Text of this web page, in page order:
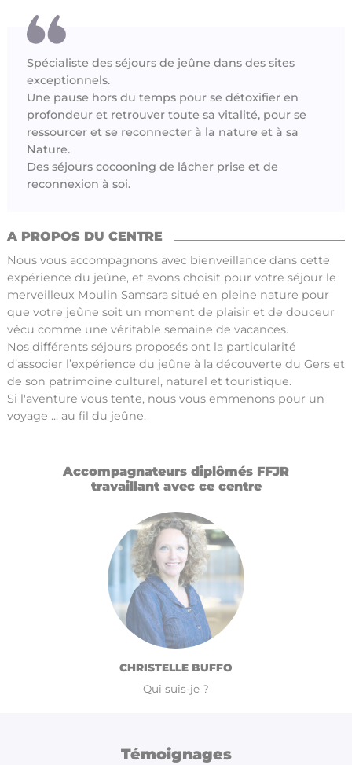
Spécialiste des séjours de jeûne dans des sites
exceptionnels.
Une pause hors du temps pour se détoxifier en
profondeur et retrouver toute sa vitalité, pour se
ressourcer et se reconnecter à la nature et à sa
Nature.
Des séjours cocooning de lâcher prise et de
reconnexion à soi.
A PROPOS DU CENTRE
Nous vous accompagnons avec bienveillance dans cette
expérience du jeûne, et avons choisit pour votre séjour le
merveilleux Moulin Samsara situé en pleine nature pour
que votre jeûne soit un moment de plaisir et de douceur
vécu comme une véritable semaine de vacances.
Nos différents séjours proposés ont la particularité
d’associer l’expérience du jeûne à la découverte du Gers et
de son patrimoine culturel, naturel et touristique.
Si l'aventure vous tente, nous vous emmenons pour un
voyage ... au fil du jeûne.
Accompagnateurs diplômés FFJR
travaillant avec ce centre
CHRISTELLE BUFFO
Qui suis-je ?
Témoignages